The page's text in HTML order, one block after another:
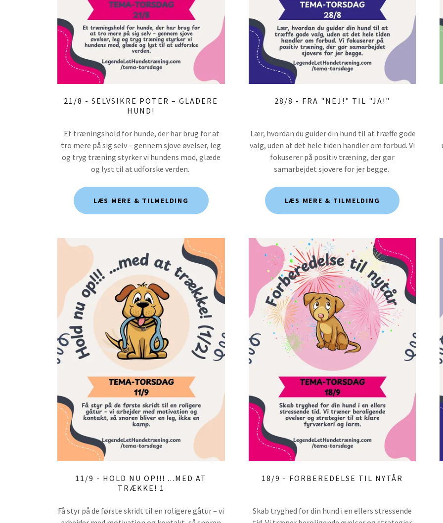
21/8 - SELVSIKRE POTER – GLADERE
HUND!
Et træningshold for hunde, der har brug for at
tro mere på sig selv – gennem sjove øvelser, leg
og tryg træning styrker vi hundens mod, glæde
og lyst til at udforske verden.
LÆS MERE & TILMELDING
28/8 - FRA "NEJ!" TIL "JA!"
Lær, hvordan du guider din hund til at træffe gode
valg, uden at det hele tiden handler om forbud. Vi
fokuserer på positiv træning, der gør
samarbejdet sjovere for jer begge.
LÆS MERE & TILMELDING
11/9 - HOLD NU OP!!! ...MED AT
TRÆKKE! 1
Få styr på de første skridt til en roligere gåtur – vi
18/9 - FORBEREDELSE TIL NYTÅR
Skab tryghed for din hund i en ellers stressende